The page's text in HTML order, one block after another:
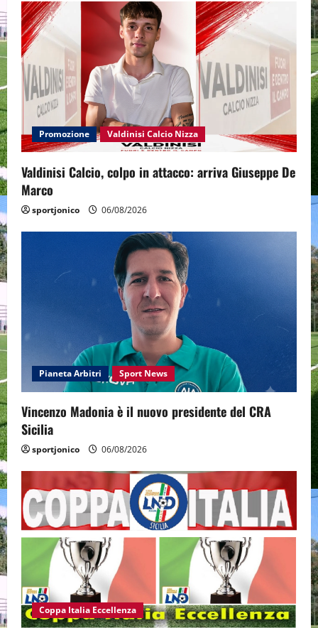
Promozione Valdinisi Calcio Nizza
Valdinisi Calcio, colpo in attacco: arriva Giuseppe De
Marco
sportjonico 06/08/2026
Pianeta Arbitri Sport News
Vincenzo Madonia è il nuovo presidente del CRA
Sicilia
sportjonico 06/08/2026
Coppa Italia Eccellenza